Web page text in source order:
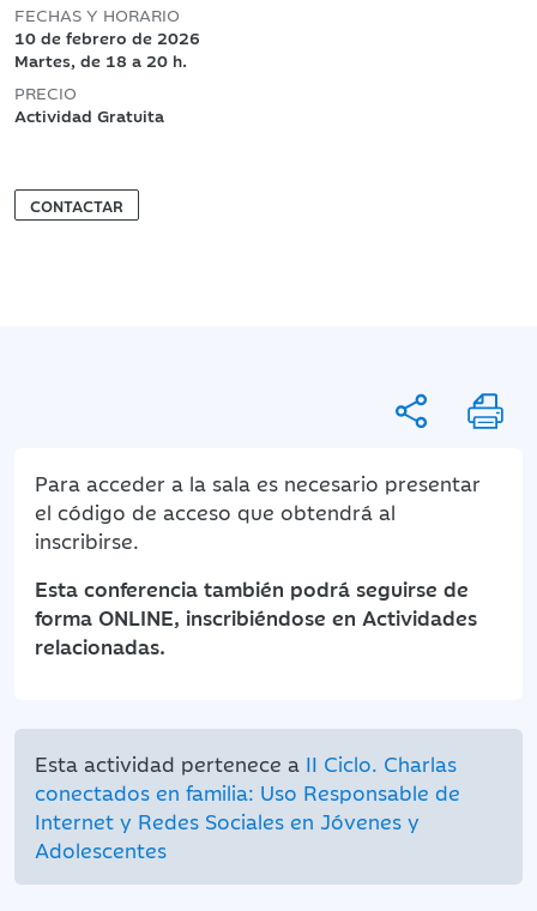
FECHAS Y HORARIO
10 de febrero de 2026
Martes, de 18 a 20 h.
PRECIO
Actividad Gratuita
CONTACTAR
Para acceder a la sala es necesario presentar
el código de acceso que obtendrá al
inscribirse.
Esta conferencia también podrá seguirse de
forma ONLINE, inscribiéndose en Actividades
relacionadas.
Esta actividad pertenece a II Ciclo. Charlas
conectados en familia: Uso Responsable de
Internet y Redes Sociales en Jóvenes y
Adolescentes